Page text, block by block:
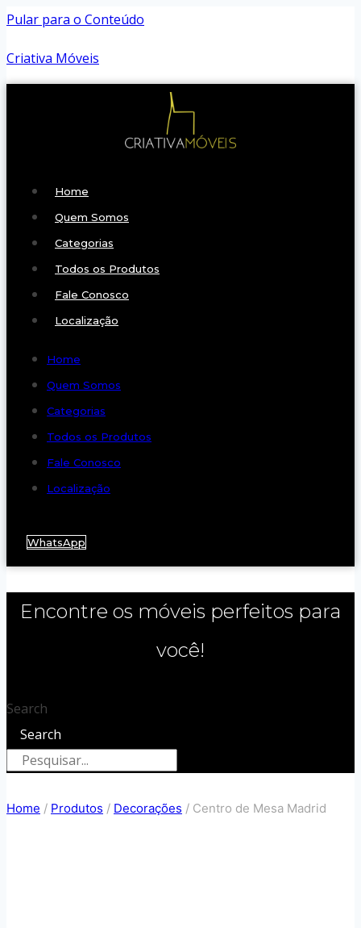
Pular para o Conteúdo
Criativa Móveis
Home
Quem Somos
Categorias
Todos os Produtos
Fale Conosco
Localização
Home
Quem Somos
Categorias
Todos os Produtos
Fale Conosco
Localização
WhatsApp
Encontre os móveis perfeitos para
você!
Search
Search
Home / Produtos / Decorações / Centro de Mesa Madrid